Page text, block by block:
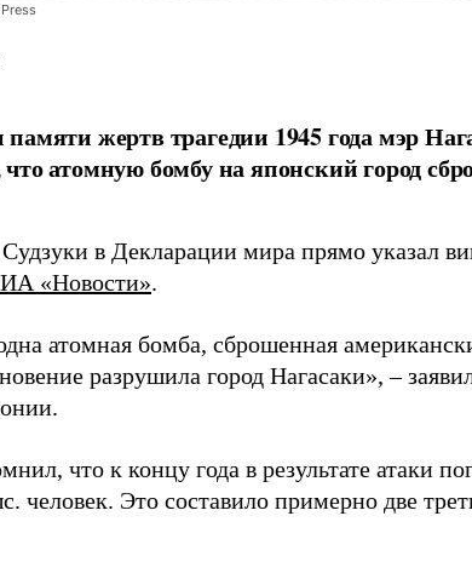
жертв трагедии 1945 года мэр
атомную бомбу на японский город
в Декларации мира прямо указал
«Новости».
одна атомная бомба, сброшенная
разрушила город Нагасаки», –
что к концу года в результате атаки
человек. Это составило примерно две